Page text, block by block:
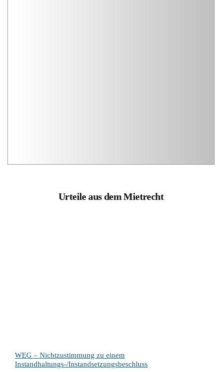
Urteile aus dem Mietrecht
WEG – Nichtzustimmung zu einem
Instandhaltungs-/Instandsetzungsbeschluss